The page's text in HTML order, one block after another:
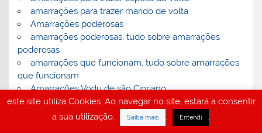
amarrações para trazer marido de volta
Amarrações poderosas
amarrações poderosas, tudo sobre amarrações
poderosas
amarrações que funcionam, tudo sobre amarrações
que funcionam
Amarrações Vodu de são Cipriano
amarrações, amarraçao da garrafa de Eucaristia
Amarrações, amarraçao da pedra negra
amarrações, amarração da raiz de mandrágora
este site utiliza Cookies. Ao navegar no site, estará a consentir
a sua utilização.
Saiba mais . Entendi .